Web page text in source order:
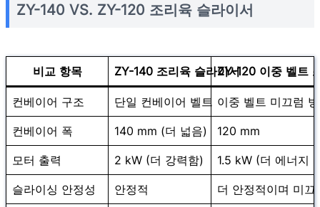
ZY-140 VS. ZY-120 조리육 슬라이서
비교 항목 ZY-140 조리육 슬라이서ZY-120 이중 벨트
컨베이어 구조 단일 컨베이어 벨트 이중 벨트 미끄럼
컨베이어 폭 140 mm (더 넓음) 120 mm
모터 출력 2 kW (더 강력함) 1.5 kW (더 에너지
슬라이싱 안정성 안정적 더 안정적이며 미끄